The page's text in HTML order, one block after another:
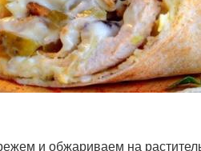
и обжариваем на